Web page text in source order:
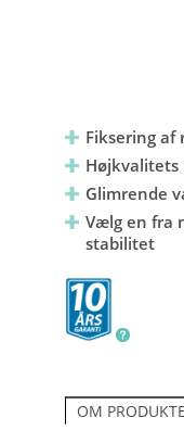
Fiksering af
Højkvalitets
Glimrende
Vælg en fra
stabilitet
OM